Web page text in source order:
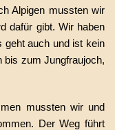
Alpigen mussten wir
dafür gibt. Wir haben
geht auch und ist kein
bis zum Jungfraujoch,
mussten wir und
Der Weg führt